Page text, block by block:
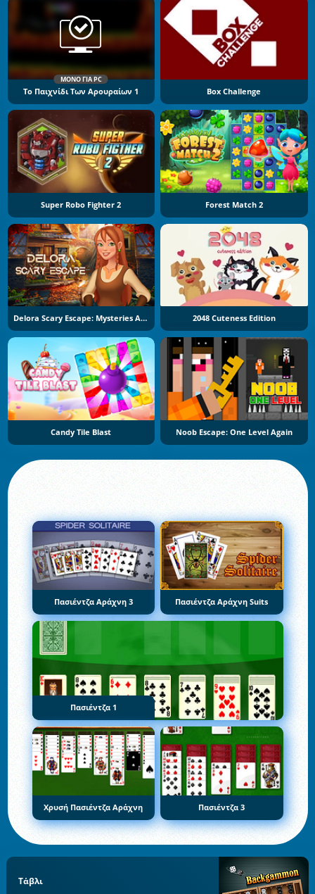
ΜΌΝΟ ΓΙΑ PC
Το Παιχνίδι Των Αρουραίων 1 Box Challenge
Super Robo Fighter 2 Forest Match 2
Delora Scary Escape: Mysteries Adventure 2048 Cuteness Edition
Candy Tile Blast Noob Escape: One Level Again
Πασιέντζα Αράχνη 3 Πασιέντζα Αράχνη Suits
Πασιέντζα 1
Χρυσή Πασιέντζα Αράχνη Πασιέντζα 3
Τάβλι